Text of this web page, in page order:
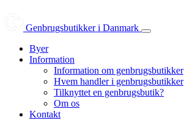
Genbrugsbutikker i Danmark
Byer
Information
Information om genbrugsbutikker
Hvem handler i genbrugsbutikker
Tilknyttet en genbrugsbutik?
Om os
Kontakt